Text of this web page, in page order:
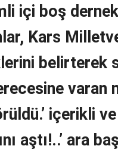
içi boş
Kars
belirterek
varan
içerikli ve
aştı!..’ ara